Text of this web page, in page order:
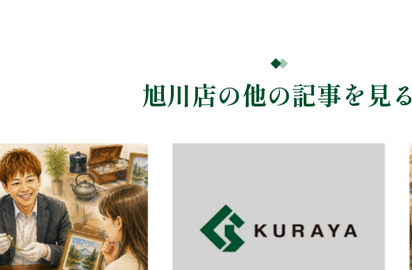
旭川店の他の記事を見る